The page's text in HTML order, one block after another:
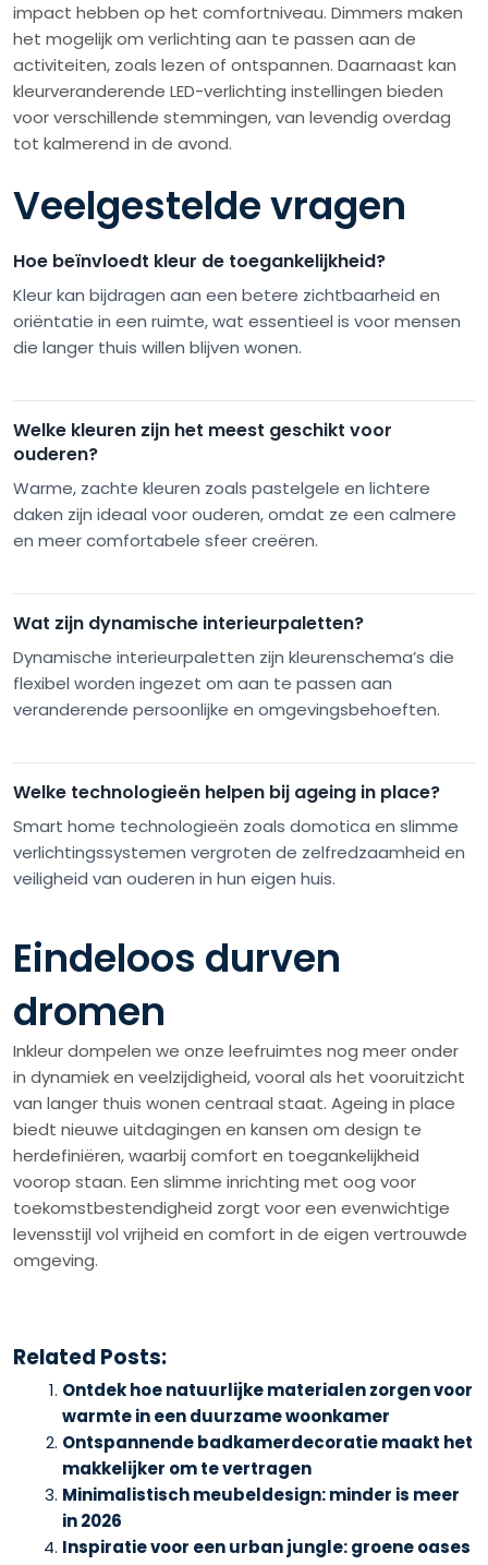
impact hebben op het comfortniveau. Dimmers maken
het mogelijk om verlichting aan te passen aan de
activiteiten, zoals lezen of ontspannen. Daarnaast kan
kleurveranderende LED-verlichting instellingen bieden
voor verschillende stemmingen, van levendig overdag
tot kalmerend in de avond.
Veelgestelde vragen
Hoe beïnvloedt kleur de toegankelijkheid?
Kleur kan bijdragen aan een betere zichtbaarheid en
oriëntatie in een ruimte, wat essentieel is voor mensen
die langer thuis willen blijven wonen.
Welke kleuren zijn het meest geschikt voor
ouderen?
Warme, zachte kleuren zoals pastelgele en lichtere
daken zijn ideaal voor ouderen, omdat ze een calmere
en meer comfortabele sfeer creëren.
Wat zijn dynamische interieurpaletten?
Dynamische interieurpaletten zijn kleurenschema’s die
flexibel worden ingezet om aan te passen aan
veranderende persoonlijke en omgevingsbehoeften.
Welke technologieën helpen bij ageing in place?
Smart home technologieën zoals domotica en slimme
verlichtingssystemen vergroten de zelfredzaamheid en
veiligheid van ouderen in hun eigen huis.
Eindeloos durven
dromen
Inkleur dompelen we onze leefruimtes nog meer onder
in dynamiek en veelzijdigheid, vooral als het vooruitzicht
van langer thuis wonen centraal staat. Ageing in place
biedt nieuwe uitdagingen en kansen om design te
herdefiniëren, waarbij comfort en toegankelijkheid
voorop staan. Een slimme inrichting met oog voor
toekomstbestendigheid zorgt voor een evenwichtige
levensstijl vol vrijheid en comfort in de eigen vertrouwde
omgeving.
Related Posts:
Ontdek hoe natuurlijke materialen zorgen voor
warmte in een duurzame woonkamer
Ontspannende badkamerdecoratie maakt het
makkelijker om te vertragen
Minimalistisch meubeldesign: minder is meer
in 2026
Inspiratie voor een urban jungle: groene oases